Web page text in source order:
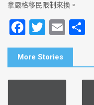
拿嚴格移民限制來換。
F
a
c
e
T
wi
tt
er
E
m
l
e
More Stories